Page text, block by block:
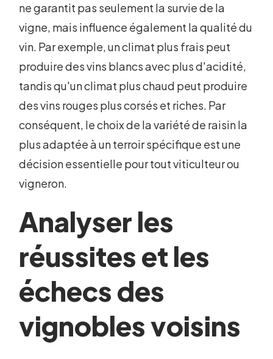
ne garantit pas seulement la survie de la
vigne, mais influence également la qualité du
vin. Par exemple, un climat plus frais peut
produire des vins blancs avec plus d'acidité,
tandis qu'un climat plus chaud peut produire
des vins rouges plus corsés et riches. Par
conséquent, le choix de la variété de raisin la
plus adaptée à un terroir spécifique est une
décision essentielle pour tout viticulteur ou
vigneron.
Analyser les
réussites et les
échecs des
vignobles voisins